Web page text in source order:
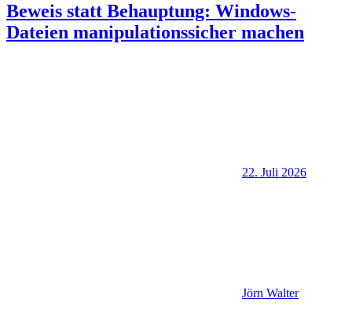
Beweis statt Behauptung: Windows-
Dateien manipulationssicher machen
22. Juli 2026
Jörn Walter